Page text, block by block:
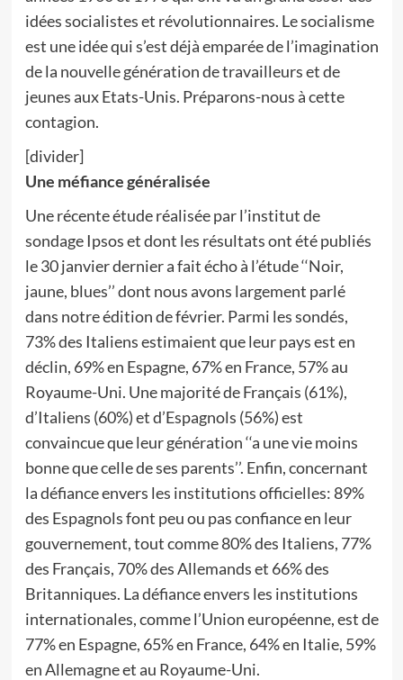
idées socialistes et révolutionnaires. Le socialisme
est une idée qui s’est déjà emparée de l’imagination
de la nouvelle génération de travailleurs et de
jeunes aux Etats-Unis. Préparons-nous à cette
contagion.
[divider]
Une méfiance généralisée
Une récente étude réalisée par l’institut de
sondage Ipsos et dont les résultats ont été publiés
le 30 janvier dernier a fait écho à l’étude ‘‘Noir,
jaune, blues’’ dont nous avons largement parlé
dans notre édition de février. Parmi les sondés,
73% des Italiens estimaient que leur pays est en
déclin, 69% en Espagne, 67% en France, 57% au
Royaume-Uni. Une majorité de Français (61%),
d’Italiens (60%) et d’Espagnols (56%) est
convaincue que leur génération ‘‘a une vie moins
bonne que celle de ses parents’’. Enfin, concernant
la défiance envers les institutions officielles: 89%
des Espagnols font peu ou pas confiance en leur
gouvernement, tout comme 80% des Italiens, 77%
des Français, 70% des Allemands et 66% des
Britanniques. La défiance envers les institutions
internationales, comme l’Union européenne, est de
77% en Espagne, 65% en France, 64% en Italie, 59%
en Allemagne et au Royaume-Uni.